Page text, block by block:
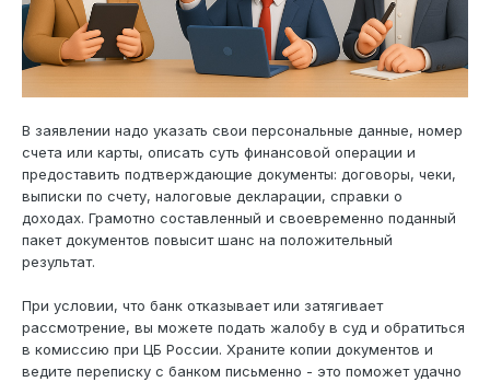
В заявлении надо указать свои персональные данные, номер
счета или карты, описать суть финансовой операции и
предоставить подтверждающие документы: договоры, чеки,
выписки по счету, налоговые декларации, справки о
доходах. Грамотно составленный и своевременно поданный
пакет документов повысит шанс на положительный
результат.
При условии, что банк отказывает или затягивает
рассмотрение, вы можете подать жалобу в суд и обратиться
в комиссию при ЦБ России. Храните копии документов и
ведите переписку с банком письменно - это поможет удачно